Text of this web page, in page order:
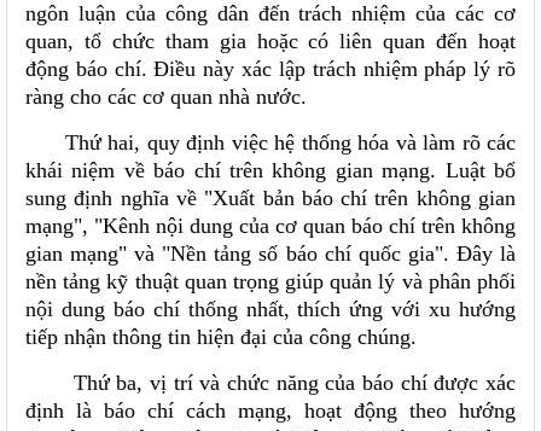
ngôn luận của công dân đến trách nhiệm của các cơ
quan, tổ chức tham gia hoặc có liên quan đến hoạt
động báo chí. Điều này xác lập trách nhiệm pháp lý rõ
ràng cho các cơ quan nhà nước.
Thứ hai, quy định việc hệ thống hóa và làm rõ các
khái niệm về báo chí trên không gian mạng. Luật bổ
sung định nghĩa về "Xuất bản báo chí trên không gian
mạng", "Kênh nội dung của cơ quan báo chí trên không
gian mạng" và "Nền tảng số báo chí quốc gia". Đây là
nền tảng kỹ thuật quan trọng giúp quản lý và phân phối
nội dung báo chí thống nhất, thích ứng với xu hướng
tiếp nhận thông tin hiện đại của công chúng.
Thứ ba, vị trí và chức năng của báo chí được xác
định là báo chí cách mạng, hoạt động theo hướng